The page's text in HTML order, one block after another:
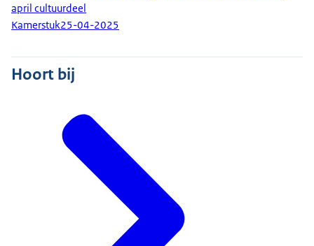
april cultuurdeel
Kamerstuk25-04-2025
Hoort bij